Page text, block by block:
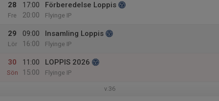
28
Fre
17:00
20:00
Förberedelse Loppis
Flyinge IP
29
Lör
09:00
16:00
Insamling Loppis
Flyinge IP
30
Sön
11:00
15:00
LOPPIS 2026
Flyinge IP
v.36